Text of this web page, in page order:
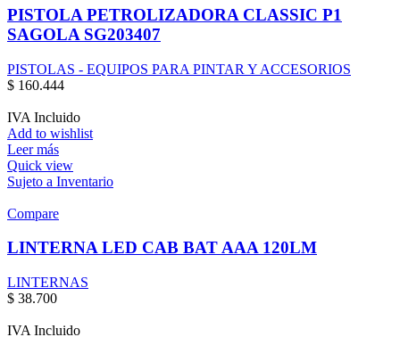
PISTOLA PETROLIZADORA CLASSIC P1
SAGOLA SG203407
PISTOLAS - EQUIPOS PARA PINTAR Y ACCESORIOS
$ 160.444
IVA Incluido
Add to wishlist
Leer más
Quick view
Sujeto a Inventario
Compare
LINTERNA LED CAB BAT AAA 120LM
LINTERNAS
$ 38.700
IVA Incluido